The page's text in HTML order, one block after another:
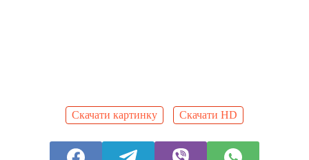
Скачати картинку Скачати HD